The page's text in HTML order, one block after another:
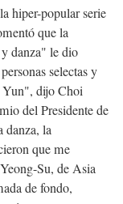
hiper-popular serie
que la
danza" le dio
selectas y
Yun", dijo Choi
del Presidente de
danza, la
que me
Su, de Asia
de fondo,